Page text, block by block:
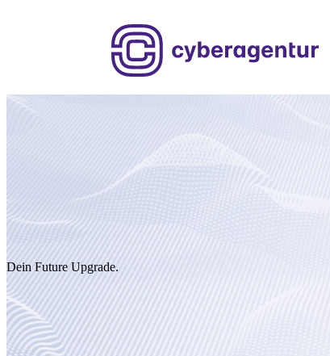
Dein Future Upgrade.